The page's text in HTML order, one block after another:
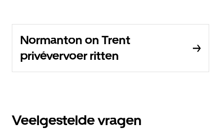
Normanton on Trent
privévervoer ritten
Veelgestelde vragen